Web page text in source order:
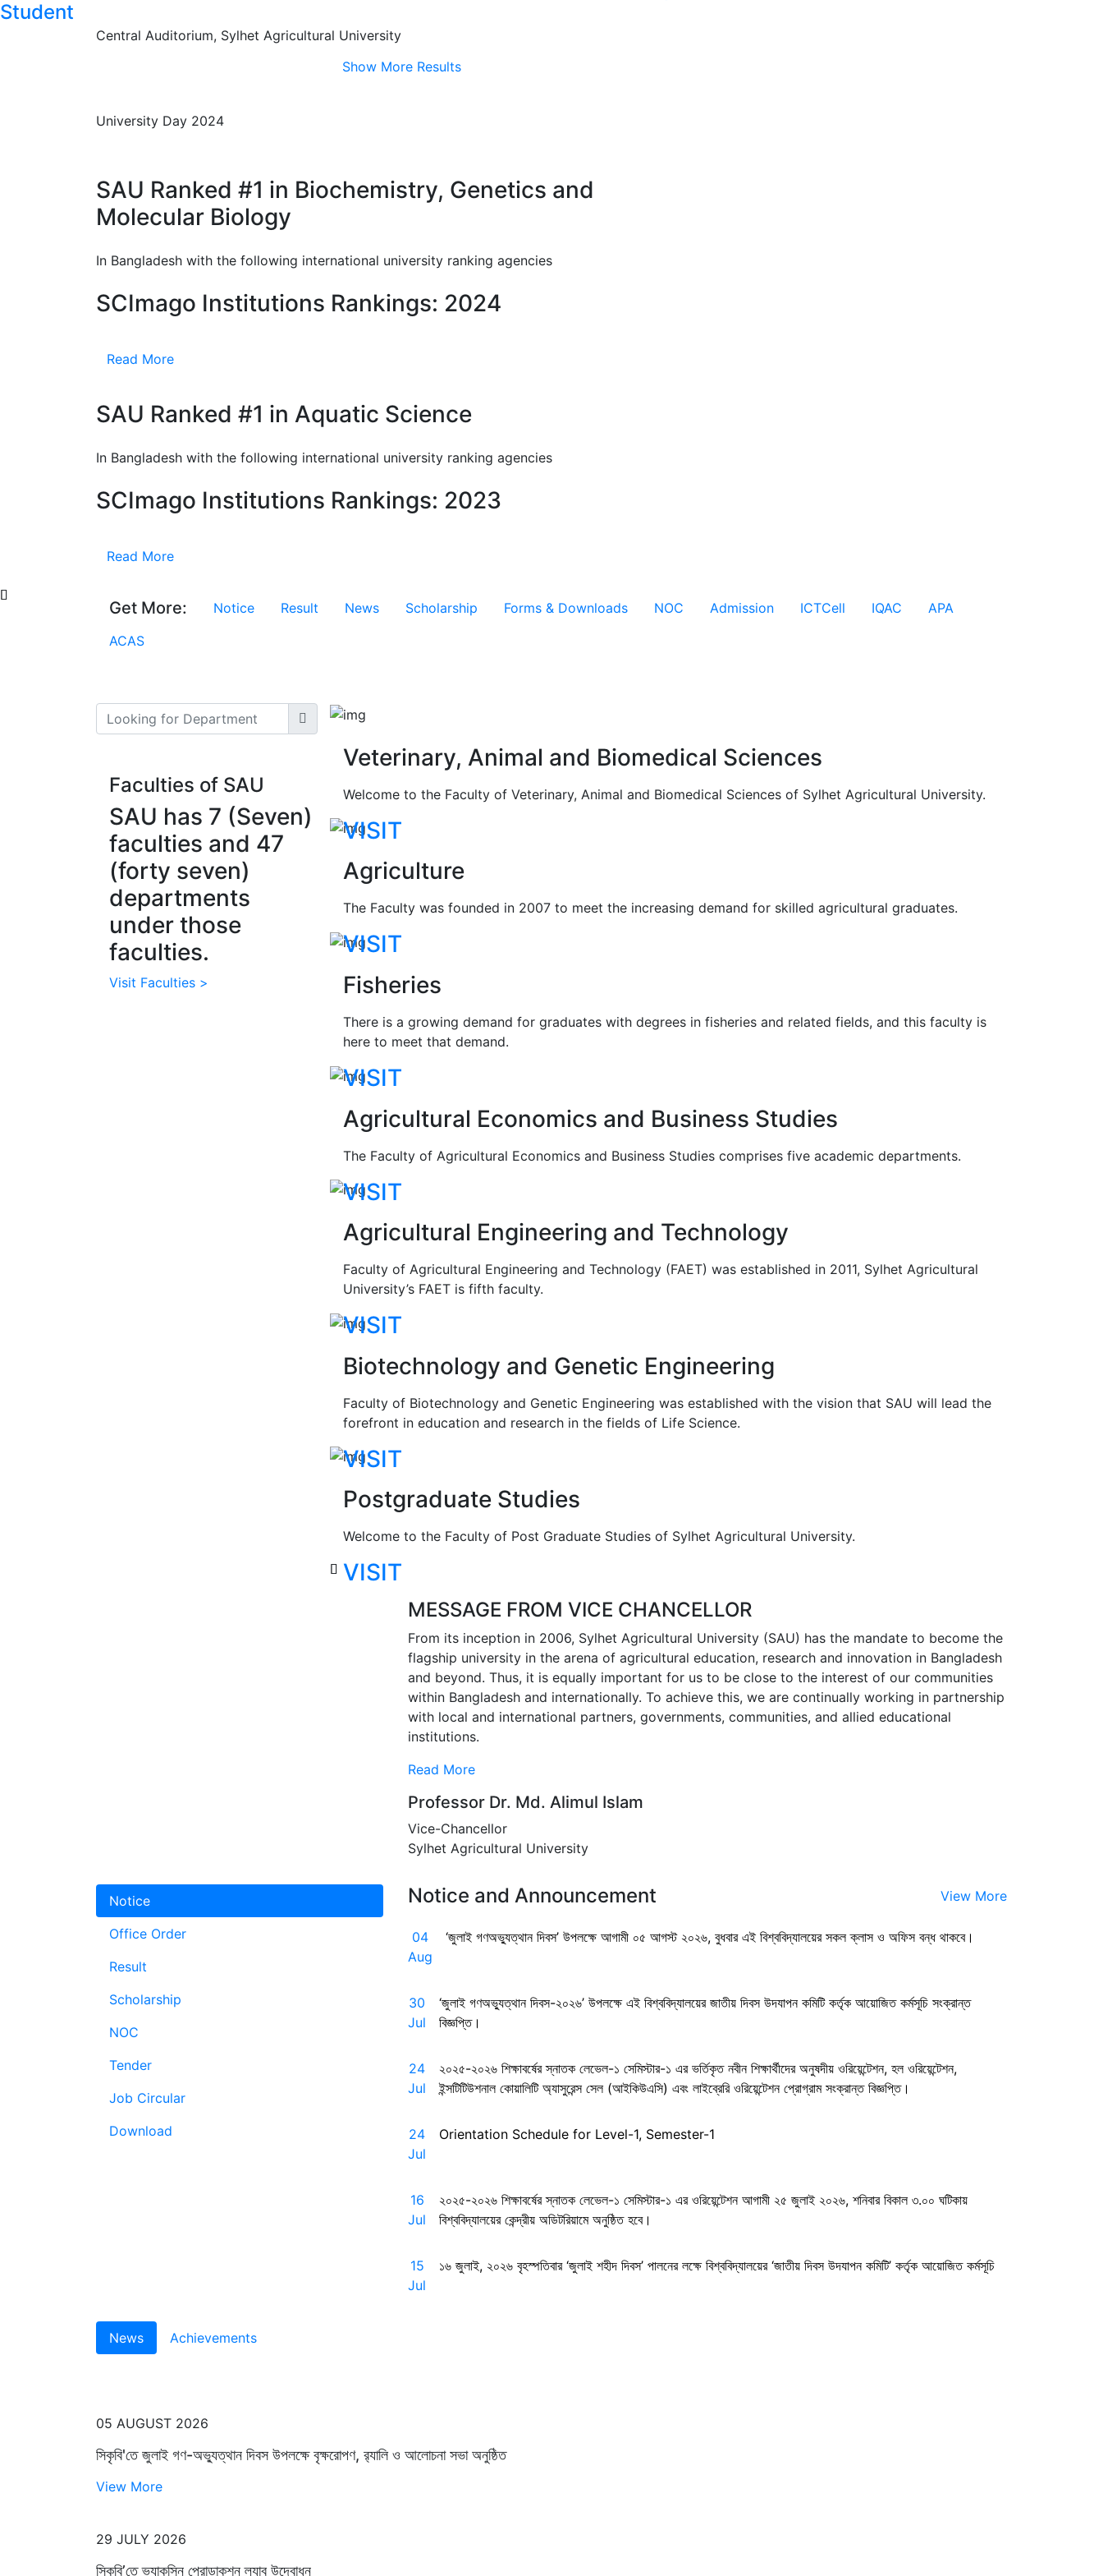
Student
Show More Results
Central Auditorium, Sylhet Agricultural University
University Day 2024
SAU Ranked #1 in Biochemistry, Genetics and
Molecular Biology
In Bangladesh with the following international university ranking agencies
SCImago Institutions Rankings: 2024
Read More
SAU Ranked #1 in Aquatic Science
In Bangladesh with the following international university ranking agencies
SCImago Institutions Rankings: 2023
Read More
Get More: Notice Result News Scholarship Forms & Downloads NOC Admission ICTCell IQAC
APA
ACAS
Faculties of SAU
SAU has 7 (Seven)
faculties and 47
(forty seven)
departments
under those
faculties.
Visit Faculties >
Veterinary, Animal and Biomedical Sciences
Welcome to the Faculty of Veterinary, Animal and Biomedical Sciences of Sylhet Agricultural University.
VISIT
Agriculture
The Faculty was founded in 2007 to meet the increasing demand for skilled agricultural graduates.
VISIT
Fisheries
There is a growing demand for graduates with degrees in fisheries and related fields, and this faculty is
here to meet that demand.
VISIT
Agricultural Economics and Business Studies
The Faculty of Agricultural Economics and Business Studies comprises five academic departments.
VISIT
Agricultural Engineering and Technology
Faculty of Agricultural Engineering and Technology (FAET) was established in 2011, Sylhet Agricultural
University’s FAET is fifth faculty.
VISIT
Biotechnology and Genetic Engineering
Faculty of Biotechnology and Genetic Engineering was established with the vision that SAU will lead the
forefront in education and research in the fields of Life Science.
VISIT
Postgraduate Studies
Welcome to the Faculty of Post Graduate Studies of Sylhet Agricultural University.
VISIT
MESSAGE FROM VICE CHANCELLOR
From its inception in 2006, Sylhet Agricultural University (SAU) has the mandate to become the
flagship university in the arena of agricultural education, research and innovation in Bangladesh
and beyond. Thus, it is equally important for us to be close to the interest of our communities
within Bangladesh and internationally. To achieve this, we are continually working in partnership
with local and international partners, governments, communities, and allied educational
institutions.
Read More
Professor Dr. Md. Alimul Islam
Vice-Chancellor
Sylhet Agricultural University
Notice
Office Order
Result
Scholarship
NOC
Tender
Job Circular
Download
Notice and Announcement View More
04
Aug
‘জুলাই গণঅভ্যুত্থান দিবস’ উপলক্ষে আগামী ০৫ আগস্ট ২০২৬, বুধবার এই বিশ্ববিদ্যালয়ের সকল ক্লাস ও অফিস বন্ধ থাকবে।
30
Jul
‘জুলাই গণঅভ্যুত্থান দিবস-২০২৬’ উপলক্ষে এই বিশ্ববিদ্যালয়ের জাতীয় দিবস উদযাপন কমিটি কর্তৃক আয়োজিত কর্মসূচি সংক্রান্ত
বিজ্ঞপ্তি।
24
Jul
২০২৫-২০২৬ শিক্ষাবর্ষের স্নাতক লেভেল-১ সেমিস্টার-১ এর ভর্তিকৃত নবীন শিক্ষার্থীদের অনুষদীয় ওরিয়েন্টেশন, হল ওরিয়েন্টেশন,
ইন্সটিটিউশনাল কোয়ালিটি অ্যাসুরেন্স সেল (আইকিউএসি) এবং লাইব্রেরি ওরিয়েন্টেশন প্রোগ্রাম সংক্রান্ত বিজ্ঞপ্তি।
24
Jul
Orientation Schedule for Level-1, Semester-1
16
Jul
২০২৫-২০২৬ শিক্ষাবর্ষের স্নাতক লেভেল-১ সেমিস্টার-১ এর ওরিয়েন্টেশন আগামী ২৫ জুলাই ২০২৬, শনিবার বিকাল ৩.০০ ঘটিকায়
বিশ্ববিদ্যালয়ের কেন্দ্রীয় অডিটরিয়ামে অনুষ্ঠিত হবে।
15
Jul
১৬ জুলাই, ২০২৬ বৃহস্পতিবার ‘জুলাই শহীদ দিবস’ পালনের লক্ষে বিশ্ববিদ্যালয়ের ‘জাতীয় দিবস উদযাপন কমিটি’ কর্তৃক আয়োজিত কর্মসূচি
News Achievements
05 AUGUST 2026
সিকৃবি'তে জুলাই গণ-অভ্যুত্থান দিবস উপলক্ষে বৃক্ষরোপণ, র‍্যালি ও আলোচনা সভা অনুষ্ঠিত
View More
29 JULY 2026
সিকৃবি’তে ভ্যাকসিন প্রোডাকশন ল্যাব উদ্বোধন